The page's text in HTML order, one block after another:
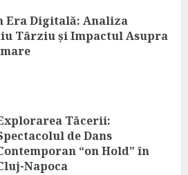
Era Digitală: Analiza
Târziu și Impactul Asupra
Tăcerii:
de Dans
“on Hold” în
Napoca